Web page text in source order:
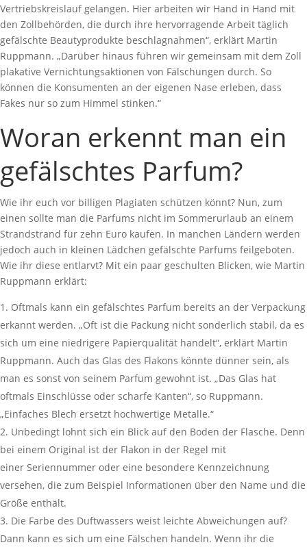
Vertriebskreislauf gelangen. Hier arbeiten wir Hand in Hand mit
den Zollbehörden, die durch ihre hervorragende Arbeit täglich
gefälschte Beautyprodukte beschlagnahmen“, erklärt Martin
Ruppmann. „Darüber hinaus führen wir gemeinsam mit dem Zoll
plakative Vernichtungsaktionen von Fälschungen durch. So
können die Konsumenten an der eigenen Nase erleben, dass
Fakes nur so zum Himmel stinken.“
Woran erkennt man ein
gefälschtes Parfum?
Wie ihr euch vor billigen Plagiaten schützen könnt? Nun, zum
einen sollte man die Parfums nicht im Sommerurlaub an einem
Strandstrand für zehn Euro kaufen. In manchen Ländern werden
jedoch auch in kleinen Lädchen gefälschte Parfums feilgeboten.
Wie ihr diese entlarvt? Mit ein paar geschulten Blicken, wie Martin
Ruppmann erklärt:
Oftmals kann ein gefälschtes Parfum bereits an der Verpackung
erkannt werden. „Oft ist die Packung nicht sonderlich stabil, da es
sich um eine niedrigere Papierqualität handelt“, erklärt Martin
Ruppmann. Auch das Glas des Flakons könnte dünner sein, als
man es sonst von seinem Parfum gewohnt ist. „Das Glas hat
oftmals Einschlüsse oder scharfe Kanten“, so Ruppmann.
„Einfaches Blech ersetzt hochwertige Metalle.“
Unbedingt lohnt sich ein Blick auf den Boden der Flasche. Denn
bei einem Original ist der Flakon in der Regel mit
einer Seriennummer oder eine besondere Kennzeichnung
versehen, die zum Beispiel Informationen über den Name und die
Größe enthält.
Die Farbe des Duftwassers weist leichte Abweichungen auf?
Dann kann es sich um eine Fälschen handeln. Wenn ihr die